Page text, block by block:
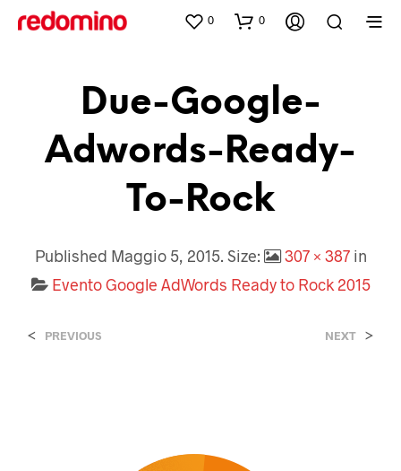
0 0
Due-Google-
Adwords-Ready-
To-Rock
Published Maggio 5, 2015. Size: 307 × 387in
Evento Google AdWords Ready to Rock 2015
< PREVIOUS NEXT >